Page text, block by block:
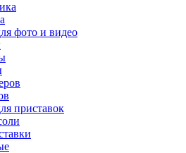
фото и видео
приставок